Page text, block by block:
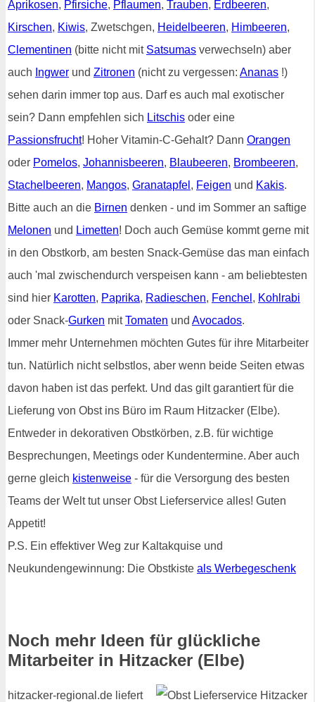
Aprikosen, Pfirsiche, Pflaumen, Trauben, Erdbeeren,
Kirschen, Kiwis, Zwetschgen, Heidelbeeren, Himbeeren,
Clementinen (bitte nicht mit Satsumas verwechseln) aber
auch Ingwer und Zitronen (nicht zu vergessen: Ananas !)
sehen darin immer top aus. Darf es auch mal exotischer
sein? Dann empfehlen sich Litschis oder eine
Passionsfrucht! Hoher Vitamin-C-Gehalt? Dann Orangen
oder Pomelos, Johannisbeeren, Blaubeeren, Brombeeren,
Stachelbeeren, Mangos, Granatapfel , Feigen und Kakis.
Bitte auch an die Birnen denken - und im Sommer an saftige
Melonen und Limetten! Doch auch Gemüse kommt gerne mit
in den Obstkorb, am besten Snack-Gemüse das man einfach
auch 'mal zwischendurch verspeisen kann - am beliebtesten
sind hier Karotten, Paprika, Radieschen, Fenchel , Kohlrabi
oder Snack-Gurken mitTomaten und Avocados.
Immer mehr Unternehmen möchten Gutes für ihre Mitarbeiter
tun. Natürlich nicht selbstlos, aber wenn beide Seiten etwas
davon haben ist das perfekt. Und das gilt garantiert für die
Lieferung von Obst ins Büro im Raum Hitzacker (Elbe).
Entweder in dekorativen Obstkörben, z.B. für wichtige
Besprechungen, Meetings oder Kundentermine. Aber auch
gerne gleich kistenweise - für die Versorgung des besten
Teams der Welt tut unser Obst Lieferservice alles! Guten
Appetit!
P.S. Ein effektiver Weg zur Kaltakquise und
Neukundengewinnung: Die Obstkiste als Werbegeschenk
Noch mehr Ideen für glückliche
Mitarbeiter in Hitzacker (Elbe)
hitzacker-regional.de liefert